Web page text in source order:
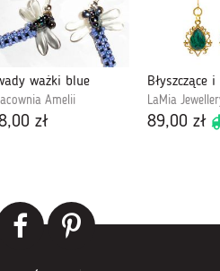
ważki blue
Amelii
zł
LaMia
89,00 zł